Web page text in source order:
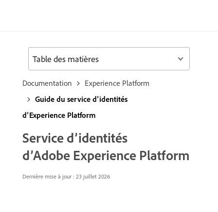
Documentation
Experience Platform
Guide du service d’identités
d’Experience Platform
Service d’identités
d’Adobe Experience Platform
Dernière mise à jour : 23 juillet 2026
Table des matières